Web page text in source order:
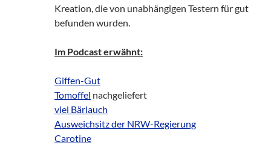
Kreation, die von unabhängigen Testern für gut
befunden wurden.
Im Podcast erwähnt:
Giffen-Gut
Tomoffel nachgeliefert
viel Bärlauch
Ausweichsitz der NRW-Regierung
Carotine